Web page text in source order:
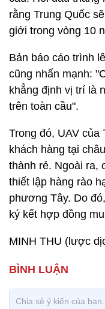
rằng Trung Quốc
giới trong vòng 10
Bản báo cáo trình
cũng nhấn mạnh:
khẳng định vị trí là
trên toàn cầu".
Trong đó, UAV của
khách hàng tại
thành rẻ. Ngoài ra,
thiết lập hàng rào
phương Tây. Do
ký kết hợp đồng
MINH THU (lược